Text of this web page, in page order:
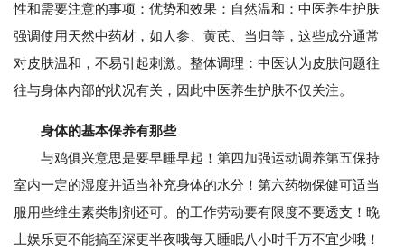
性和需要注意的事项：优势和效果：自然温和：中医养生护肤
强调使用天然中药材，如人参、黄芪、当归等，这些成分通常
对皮肤温和，不易引起刺激。整体调理：中医认为皮肤问题往
往与身体内部的状况有关，因此中医养生护肤不仅关注。
身体的基本保养有那些
与鸡俱兴意思是要早睡早起！第四加强运动调养第五保持
室内一定的湿度并适当补充身体的水分！第六药物保健可适当
服用些维生素类制剂还可。的工作劳动要有限度不要透支！晚
上娱乐更不能搞至深更半夜哦每天睡眠八小时千万不宜少哦！